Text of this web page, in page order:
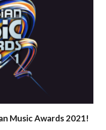
Music Awards 2021!